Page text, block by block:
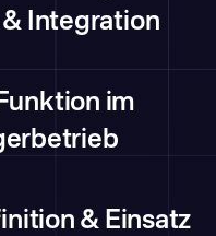
Integration
im
& Einsatz